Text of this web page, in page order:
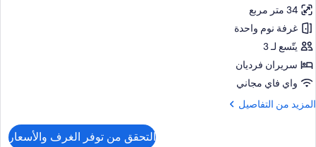
غرفة
بريميم
لاثنين
34 متر مربع
غرفة نوم واحدة
يتّسع لـ 3
سريران فرديان
واي فاي مجاني
المزيد من التفاصيل
المزيد
التحقق من توفر الغرف والأسعار